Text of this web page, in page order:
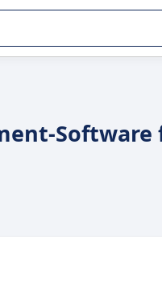
in Unternehmen.
Software